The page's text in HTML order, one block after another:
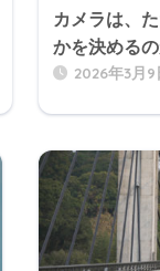
カメラは、
かを決める
2026年3月9